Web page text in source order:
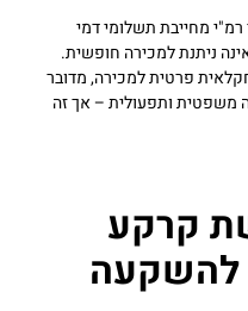
מחייבת תשלומי דמי
ניתנת למכירה חופשית.
פרטית למכירה, מדובר
משפטית ותפעולית – אך זה
קרקע
להשקעה